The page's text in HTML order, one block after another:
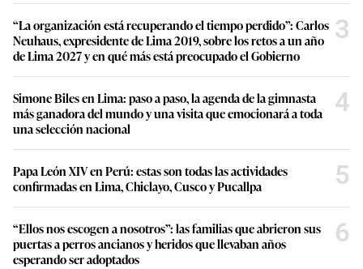
“La organización está recuperando el tiempo perdido”: Carlos
Neuhaus, expresidente de Lima 2019, sobre los retos a un año
de Lima 2027 y en qué más está preocupado el Gobierno
3
Simone Biles en Lima: paso a paso, la agenda de la gimnasta
más ganadora del mundo y una visita que emocionará a toda
una selección nacional
4
Papa León XIV en Perú: estas son todas las actividades
confirmadas en Lima, Chiclayo, Cusco y Pucallpa
5
“Ellos nos escogen a nosotros”: las familias que abrieron sus
puertas a perros ancianos y heridos que llevaban años
esperando ser adoptados
6